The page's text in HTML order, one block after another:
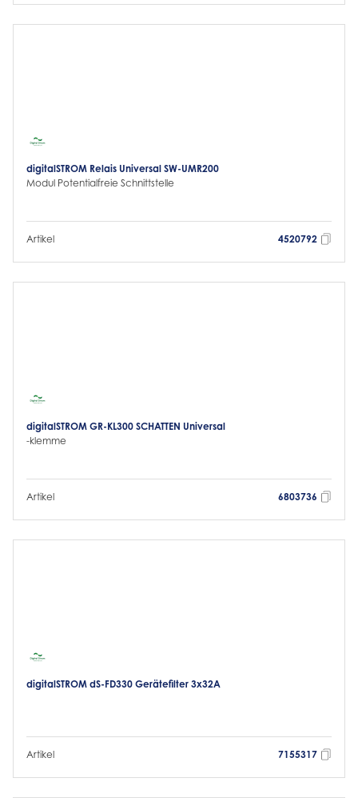
digitalSTROM Relais Universal SW-UMR200
Modul Potentialfreie Schnittstelle
Artikel 4520792
digitalSTROM GR-KL300 SCHATTEN Universal
-klemme
Artikel 6803736
digitalSTROM dS-FD330 Gerätefilter 3x32A
Artikel 7155317